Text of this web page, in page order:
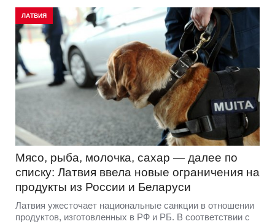
ЛАТВИЯ
Мясо, рыба, молочка, сахар — далее по
списку: Латвия ввела новые ограничения на
продукты из России и Беларуси
Латвия ужесточает национальные санкции в отношении
продуктов, изготовленных в РФ и РБ. В соответствии с